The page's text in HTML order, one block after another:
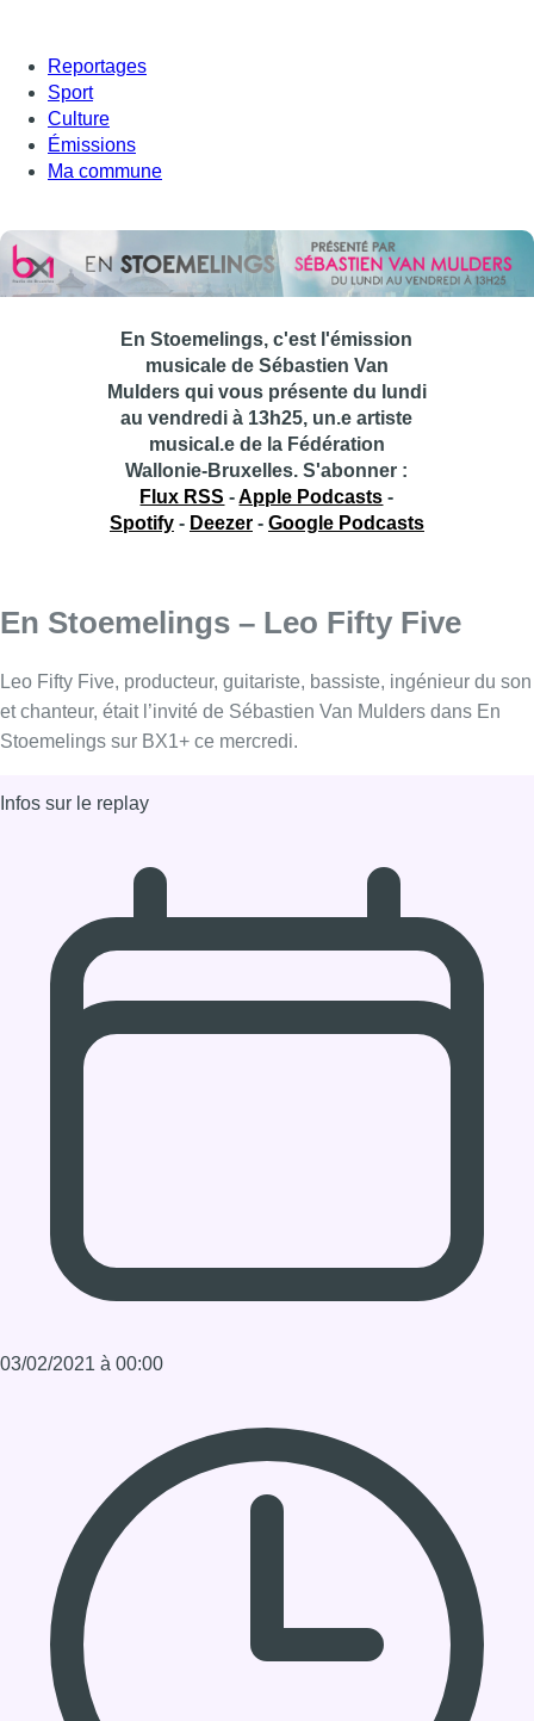
Reportages
Sport
Culture
Émissions
Ma commune
En Stoemelings, c'est l'émission
musicale de Sébastien Van
Mulders qui vous présente du lundi
au vendredi à 13h25, un.e artiste
musical.e de la Fédération
Wallonie-Bruxelles.S'abonner :
Flux RSS -Apple Podcasts -
Spotify- Deezer- Google Podcasts
En Stoemelings – Leo Fifty Five
Leo Fifty Five, producteur, guitariste, bassiste, ingénieur du son
et chanteur, était l’invité de Sébastien Van Mulders dans En
Stoemelings sur BX1+ ce mercredi.
03/02/2021 à 00:00